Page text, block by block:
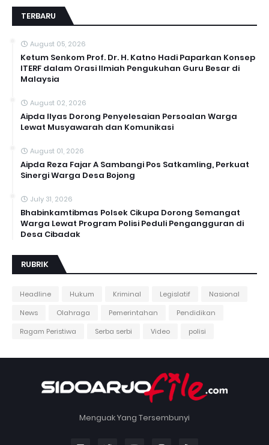
TERBARU
August 05, 2026
Ketum Senkom Prof. Dr. H. Katno Hadi Paparkan Konsep
ITERF dalam Orasi Ilmiah Pengukuhan Guru Besar di
Malaysia
August 02, 2026
Aipda Ilyas Dorong Penyelesaian Persoalan Warga
Lewat Musyawarah dan Komunikasi
August 01, 2026
Aipda Reza Fajar A Sambangi Pos Satkamling, Perkuat
Sinergi Warga Desa Bojong
July 31, 2026
Bhabinkamtibmas Polsek Cikupa Dorong Semangat
Warga Lewat Program Polisi Peduli Pengangguran di
Desa Cibadak
RUBRIK
Headline Hukum Kriminal Legislatif
Nasional
News
Olahraga Pemerintahan
Pendidikan
Ragam Peristiwa
Serba serbi Video polisi
Menguak Yang Tersembunyi